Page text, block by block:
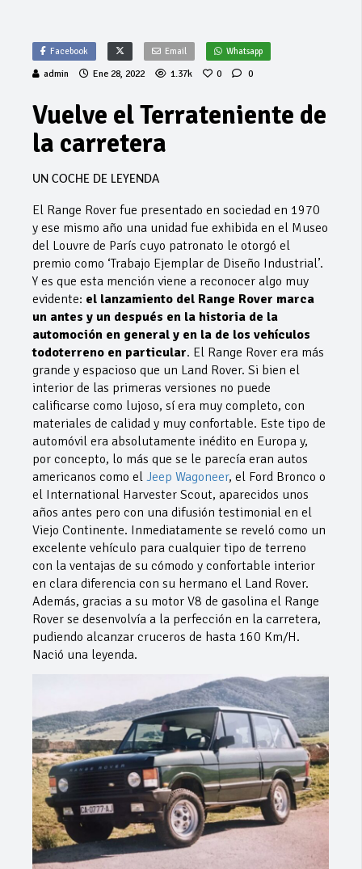
Facebook Email Whatsapp
admin Ene 28, 2022 1.37k 0 0
Vuelve el Terrateniente de
la carretera
UN COCHE DE LEYENDA
El Range Rover fue presentado en sociedad en 1970
y ese mismo año una unidad fue exhibida en el Museo
del Louvre de París cuyo patronato le otorgó el
premio como ‘Trabajo Ejemplar de Diseño Industrial’.
Y es que esta mención viene a reconocer algo muy
evidente: el lanzamiento del Range Rover marca
un antes y un después en la historia de la
automoción en general y en la de los vehículos
todoterreno en particular. El Range Rover era más
grande y espacioso que un Land Rover. Si bien el
interior de las primeras versiones no puede
calificarse como lujoso, sí era muy completo, con
materiales de calidad y muy confortable. Este tipo de
automóvil era absolutamente inédito en Europa y,
por concepto, lo más que se le parecía eran autos
americanos como el Jeep Wagoneer, el Ford Bronco o
el International Harvester Scout, aparecidos unos
años antes pero con una difusión testimonial en el
Viejo Continente. Inmediatamente se reveló como un
excelente vehículo para cualquier tipo de terreno
con la ventajas de su cómodo y confortable interior
en clara diferencia con su hermano el Land Rover.
Además, gracias a su motor V8 de gasolina el Range
Rover se desenvolvía a la perfección en la carretera,
pudiendo alcanzar cruceros de hasta 160 Km/H.
Nació una leyenda.